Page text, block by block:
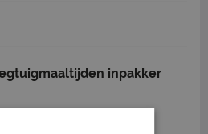
inpakker
(5 km)